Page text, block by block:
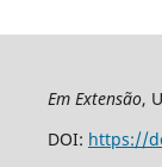
Em Extensão,
DOI: https://